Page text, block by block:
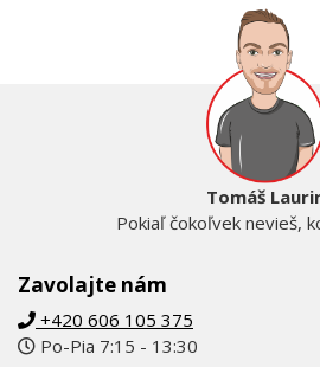
Zavolajte nám
+420 606 105 375
Po-Pia 7:15 - 13:30
Tomáš
Pokiaľ čokoľvek nevieš,